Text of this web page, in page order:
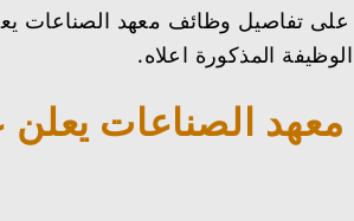
المذكورة اعلاه.